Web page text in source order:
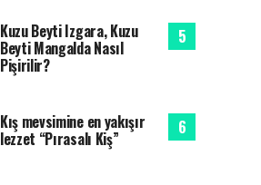
Kuzu Beyti Izgara, Kuzu
Beyti Mangalda Nasıl
Pişirilir?
Kış mevsimine en yakışır
lezzet “Pırasalı Kiş”